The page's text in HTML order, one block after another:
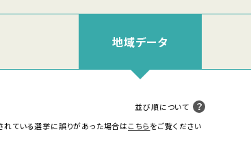
地域データ
並び順について
ている選挙に誤りがあった場合はこちらをご覧ください